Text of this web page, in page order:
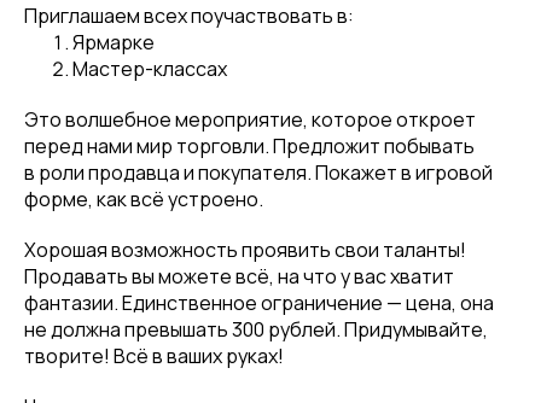
Приглашаем всех поучаствовать в:
Ярмарке
Мастер-классах
Это волшебное мероприятие, которое откроет
перед нами мир торговли. Предложит побывать
в роли продавца и покупателя. Покажет в игровой
форме, как всё устроено.
Хорошая возможность проявить свои таланты!
Продавать вы можете всё, на что у вас хватит
фантазии. Единственное ограничение — цена, она
не должна превышать 300 рублей. Придумывайте,
творите! Всё в ваших руках! ⠀